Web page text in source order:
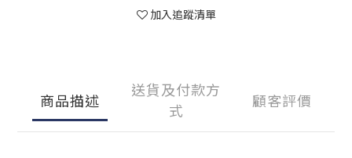
加入追蹤清單
商品描述
送貨及付款方
式
顧客評價